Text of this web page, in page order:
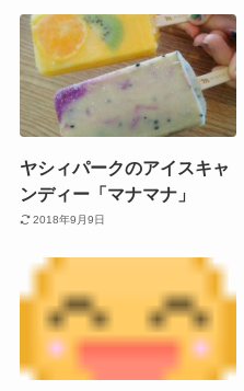
ヤシィパークのアイスキャ
ンディー「マナマナ」
2018年9月9日